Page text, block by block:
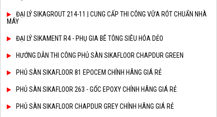
ĐẠI LÝ SIKAGROUT 214-11 | CUNG CẤP THI CÔNG VỮA RÓT CHUẨN NHÀ
MÁY
ĐẠI LÝ SIKAMENT R4 - PHỤ GIA BÊ TÔNG SIÊU HÓA DẺO
HƯỚNG DẪN THI CÔNG PHỦ SÀN SIKAFLOOR CHAPDUR GREEN
PHỦ SÀN SIKAFLOOR 81 EPOCEM CHÍNH HÃNG GIÁ RẺ
PHỦ SÀN SIKAFLOOR 263 - GỐC EPOXY CHÍNH HÃNG GIÁ RẺ
PHỦ SÀN SIKAFLOOR CHAPDUR GREY CHÍNH HÃNG GIÁ RẺ